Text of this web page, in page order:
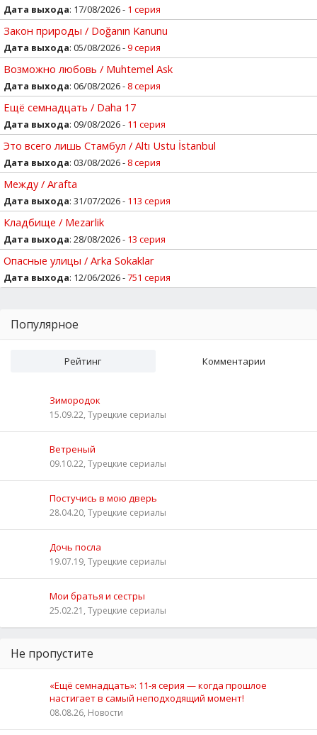
Дата выхода: 17/08/2026 - 1 серия
Закон природы / Doğanın Kanunu
Дата выхода: 05/08/2026 -9 серия
Возможно любовь / Muhtemel Ask
Дата выхода: 06/08/2026 - 8 серия
Ещё семнадцать / Daha 17
Дата выхода: 09/08/2026 - 11 серия
Это всего лишь Стамбул / Altı Ustu İstanbul
Дата выхода: 03/08/2026 - 8 серия
Между / Arafta
Дата выхода: 31/07/2026 - 113 серия
Кладбище / Mezarlik
Дата выхода: 28/08/2026 - 13 серия
Опасные улицы / Arka Sokaklar
Дата выхода: 12/06/2026 -751 серия
Популярное
Рейтинг Комментарии
Зимородок
15.09.22, Турецкие сериалы
Ветреный
09.10.22, Турецкие сериалы
Постучись в мою дверь
28.04.20, Турецкие сериалы
Дочь посла
19.07.19, Турецкие сериалы
Мои братья и сестры
25.02.21, Турецкие сериалы
Не пропустите
«Ещё семнадцать»: 11‑я серия — когда прошлое
настигает в самый неподходящий момент!
08.08.26, Новости